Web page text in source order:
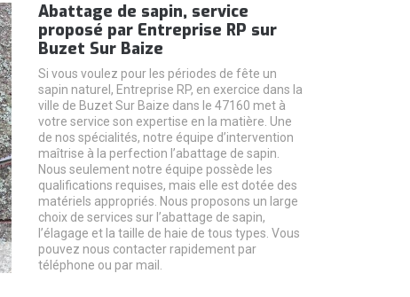
Abattage de sapin, service
proposé par Entreprise RP sur
Buzet Sur Baize
Si vous voulez pour les périodes de fête un
sapin naturel, Entreprise RP, en exercice dans la
ville de Buzet Sur Baize dans le 47160 met à
votre service son expertise en la matière. Une
de nos spécialités, notre équipe d’intervention
maîtrise à la perfection l’abattage de sapin.
Nous seulement notre équipe possède les
qualifications requises, mais elle est dotée des
matériels appropriés. Nous proposons un large
choix de services sur l’abattage de sapin,
l’élagage et la taille de haie de tous types. Vous
pouvez nous contacter rapidement par
téléphone ou par mail.